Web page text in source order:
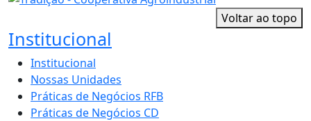
Voltar ao topo
Institucional
Institucional
Nossas Unidades
Práticas de Negócios RFB
Práticas de Negócios CD